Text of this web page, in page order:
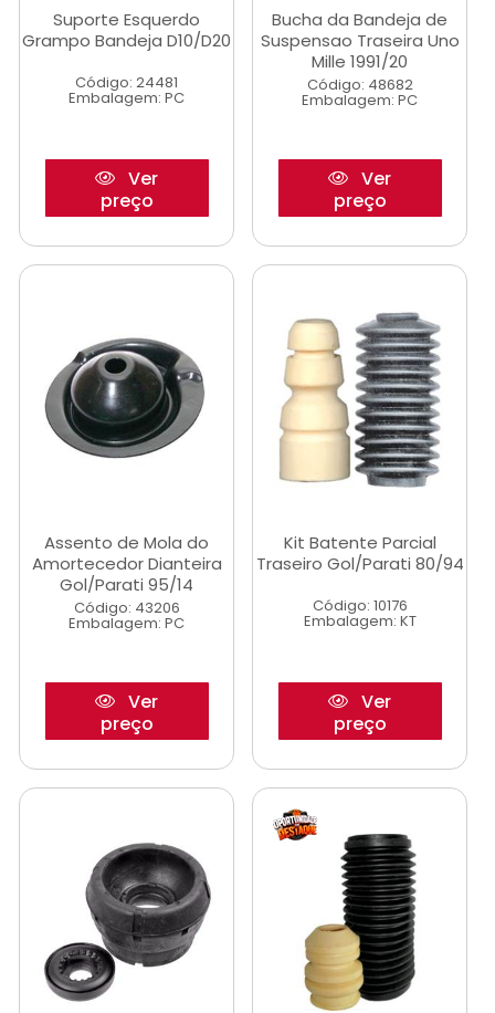
Suporte Esquerdo
Grampo Bandeja D10/D20
Código: 24481
Embalagem: PC
Ver
preço
Bucha da Bandeja de
Suspensao Traseira Uno
Mille 1991/20
Código: 48682
Embalagem: PC
Ver
preço
Assento de Mola do
Amortecedor Dianteira
Gol/Parati 95/14
Código: 43206
Embalagem: PC
Ver
preço
Kit Batente Parcial
Traseiro Gol/Parati 80/94
Código: 10176
Embalagem: KT
Ver
preço